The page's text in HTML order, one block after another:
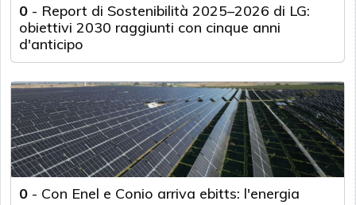
0 - Report di Sostenibilità 2025–2026 di LG:
obiettivi 2030 raggiunti con cinque anni
d'anticipo
0 - Con Enel e Conio arriva ebitts: l'energia